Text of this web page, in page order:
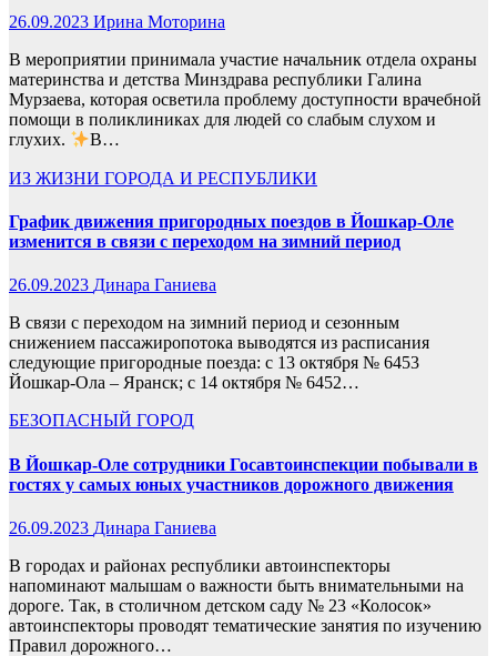
26.09.2023 Ирина Моторина
В мероприятии принимала участие начальник отдела охраны
материнства и детства Минздрава республики Галина
Мурзаева, которая осветила проблему доступности врачебной
помощи в поликлиниках для людей со слабым слухом и
глухих.
В…
ИЗ ЖИЗНИ ГОРОДА И РЕСПУБЛИКИ
График движения пригородных поездов в Йошкар-Оле
изменится в связи с переходом на зимний период
26.09.2023 Динара Ганиева
В связи с переходом на зимний период и сезонным
снижением пассажиропотока выводятся из расписания
следующие пригородные поезда: с 13 октября № 6453
Йошкар-Ола – Яранск; с 14 октября № 6452…
БЕЗОПАСНЫЙ ГОРОД
В Йошкар-Оле сотрудники Госавтоинспекции побывали в
гостях у самых юных участников дорожного движения
26.09.2023 Динара Ганиева
В городах и районах республики автоинспекторы
напоминают малышам о важности быть внимательными на
дороге. Так, в столичном детском саду № 23 «Колосок»
автоинспекторы проводят тематические занятия по изучению
Правил дорожного…